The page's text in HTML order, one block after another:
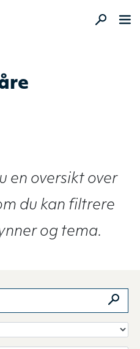
en oversikt over
du kan filtrere
og tema.